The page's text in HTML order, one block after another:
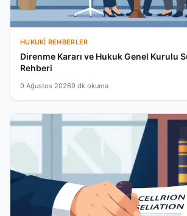
HUKUKI REHBERLER
Direnme Kararı ve Hukuk Genel Kurulu
Rehberi
9 Ağustos 20269 dk okuma